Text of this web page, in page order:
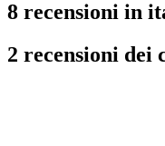
8 recensioni in
2 recensioni